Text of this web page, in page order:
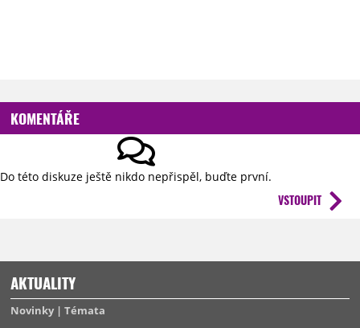
KOMENTÁŘE
Do této diskuze ještě nikdo nepřispěl, buďte první.
VSTOUPIT
AKTUALITY
Novinky Témata